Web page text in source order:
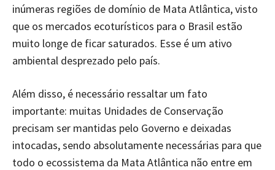
inúmeras regiões de domínio de Mata Atlântica, visto
que os mercados ecoturísticos para o Brasil estão
muito longe de ficar saturados. Esse é um ativo
ambiental desprezado pelo país.
Além disso, é necessário ressaltar um fato
importante: muitas Unidades de Conservação
precisam ser mantidas pelo Governo e deixadas
intocadas, sendo absolutamente necessárias para que
todo o ecossistema da Mata Atlântica não entre em